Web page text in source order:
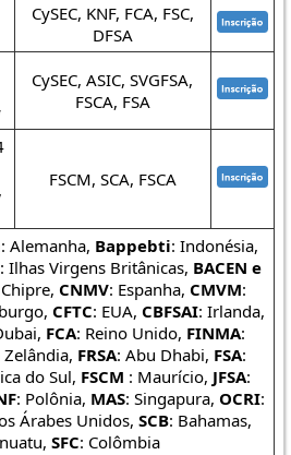
por TradingView
CySEC, KNF, FCA, FSC,
DFSA
CySEC, ASIC, SVGFSA,
FSCA, FSA
FSCM, SCA, FSCA
: Alemanha, Bappebti: Indonésia,
: Ilhas Virgens Britânicas, BACEN e
CNMV: Espanha, CMVM:
CFTC: EUA, CBFSAI: Irlanda,
FCA: Reino Unido, FINMA:
FRSA: Abu Dhabi, FSA:
do Sul, FSCM : Maurício, JFSA:
: Polônia, MAS: Singapura, OCRI:
Árabes Unidos,SCB: Bahamas,
SFC: Colômbia